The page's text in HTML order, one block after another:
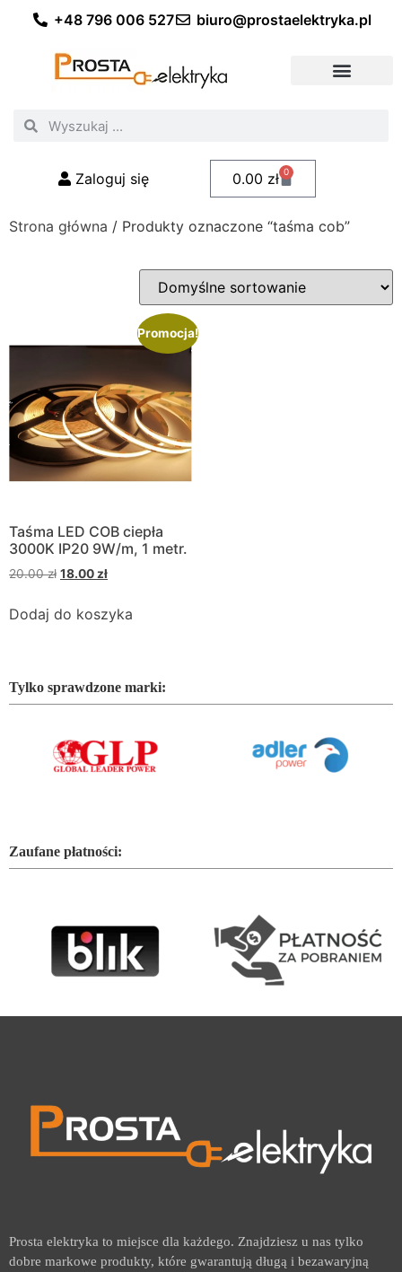
+48 796 006 527 biuro@prostaelektryka.pl
Zaloguj się 0.00 zł 0
Strona główna / Produkty oznaczone “taśma cob”
Promocja!
Taśma LED COB ciepła
3000K IP20 9W/m, 1 metr.
20.00zł 18.00 zł
Dodaj do koszyka
Tylko sprawdzone marki:
Zaufane płatności:
Prosta elektryka to miejsce dla każdego. Znajdziesz u nas tylko
dobre markowe produkty, które gwarantują długą i bezawaryjną